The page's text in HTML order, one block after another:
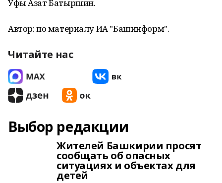
Уфы Азат Батыршин.
Автор: по материалу ИА "Башинформ".
Читайте нас
Выбор редакции
Жителей Башкирии просят
сообщать об опасных
ситуациях и объектах для
детей